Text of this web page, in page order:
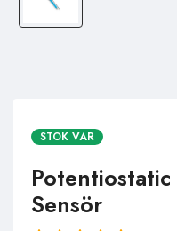
STOK VAR
Sensör